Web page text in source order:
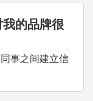
的品牌很
事之间建立信